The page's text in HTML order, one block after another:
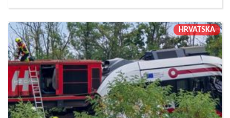
HRVATSKA